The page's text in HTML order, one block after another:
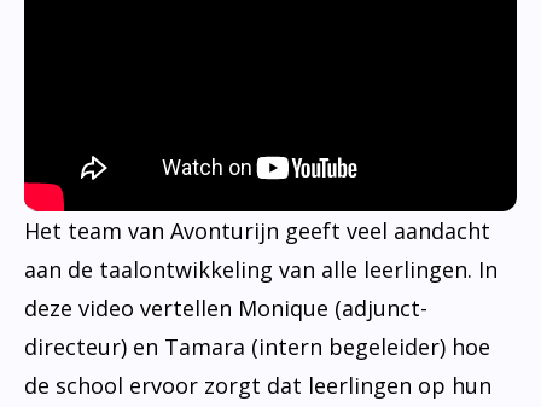
Het team van Avonturijn geeft veel aandacht
aan de taalontwikkeling van alle leerlingen. In
deze video vertellen Monique (adjunct-
directeur) en Tamara (intern begeleider) hoe
de school ervoor zorgt dat leerlingen op hun